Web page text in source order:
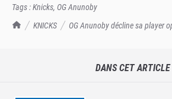
TrashTalk Actu NBA
KNICKS
OG Anunoby décline sa player
Tags :Knicks, OG Anunoby
DANS CET ARTICLE